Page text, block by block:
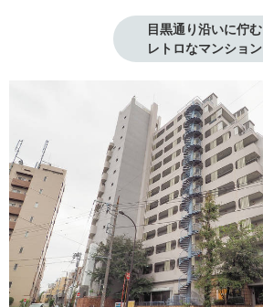
目黒通り沿いに佇む
レトロなマンション